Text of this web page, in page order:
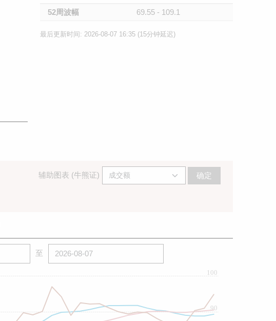
52周波幅
69.55 - 109.1
最后更新时间: 2026-08-07 16:35 (15分钟延迟)
辅助图表 (牛熊证) 确定
至
90
100